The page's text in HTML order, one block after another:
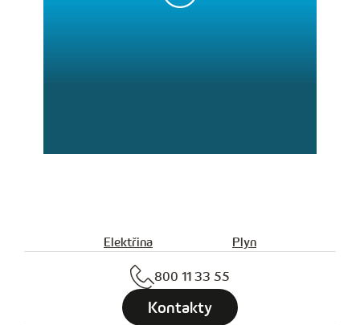
Elektřina Plyn
800 11 33 55
Kontakty